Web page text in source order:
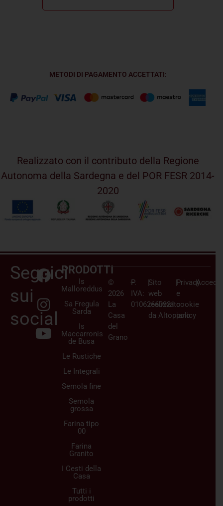
METODI DI PAGAMENTO ACCETTATI:
Realizzato con il contributo della Regione
Autonoma della Sardegna e del POR FESR 2014-
2020
Seguici
sui
social
PRODOTTI
Is
Malloreddus
Sa Fregula
Sarda
Is
Maccarronis
de Busa
Le Rustiche
Le Integrali
Semola fine
Semola
grossa
Farina tipo
00
Farina
Granito
I Cesti della
Casa
Tutti i
prodotti
©
2026
La
Casa
del
Grano
–
P.
IVA:
01062660921
|Sito
web
realizzato
da Altopiano
|Privacy
e
cookie
policy
|